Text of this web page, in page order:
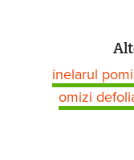
inelarul
omizi